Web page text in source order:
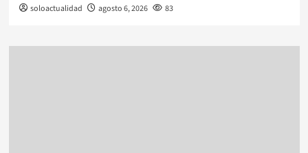
soloactualidad agosto 6, 2026 83